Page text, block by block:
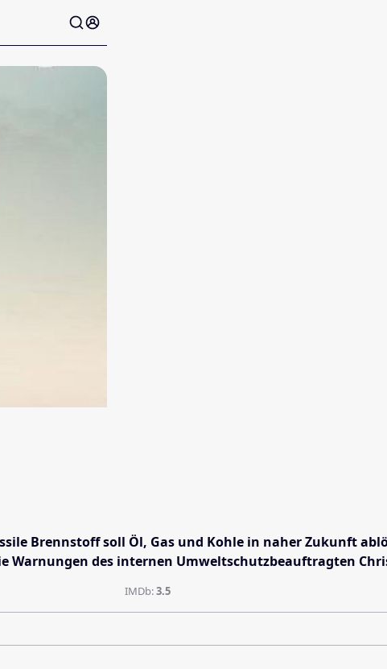
Brennstoff soll Öl, Gas und Kohle in naher Zukunft
des internen Umweltschutzbeauftragten
IMDb:3.5